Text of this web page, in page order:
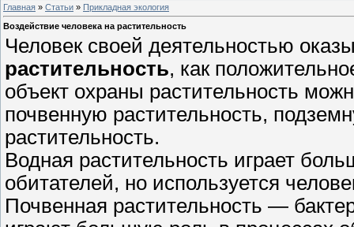
Главная » Статьи » Прикладная экология
Воздействие человека на растительность
Человек своей деятельностью
растительность, как
объект охраны растительность
почвенную растительность,
растительность.
Водная растительность играет
обитателей, но используется
Почвенная растительность —